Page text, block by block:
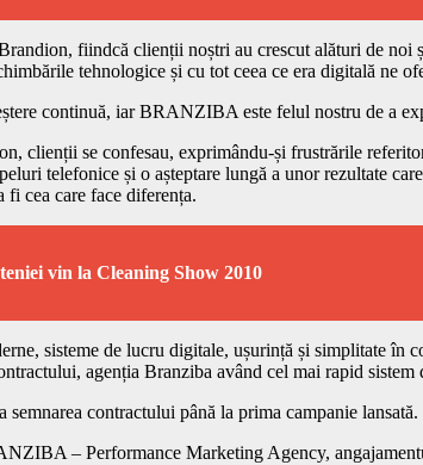
fiindcă clienții noștri au crescut alături de noi
tehnologice și cu tot ceea ce era digitală
continuă, iar BRANZIBA este felul nostru de a
clienții se confesau, exprimându-și frustrările
telefonice și o așteptare lungă a unor rezultate
fi cea care face diferența.
vin la Cleaning Show 2010
sisteme de lucru digitale, ușurință și simplitate în
agenția Branziba având cel mai rapid
semnarea contractului până la prima campanie lansată.
– Performance Marketing Agency,